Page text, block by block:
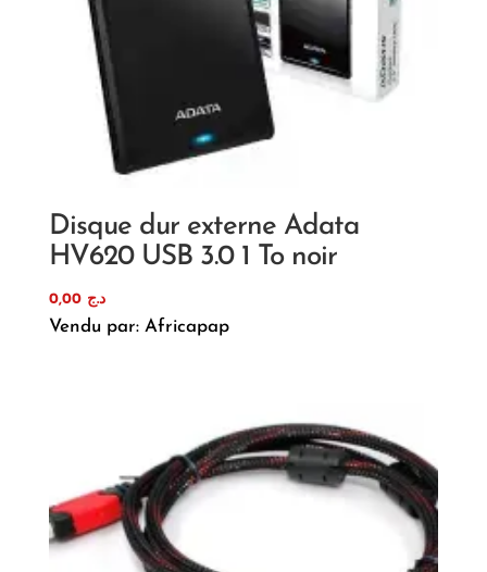
Disque dur externe Adata
HV620 USB 3.0 1 To noir
د.ج 0,00
Vendu par: Africapap